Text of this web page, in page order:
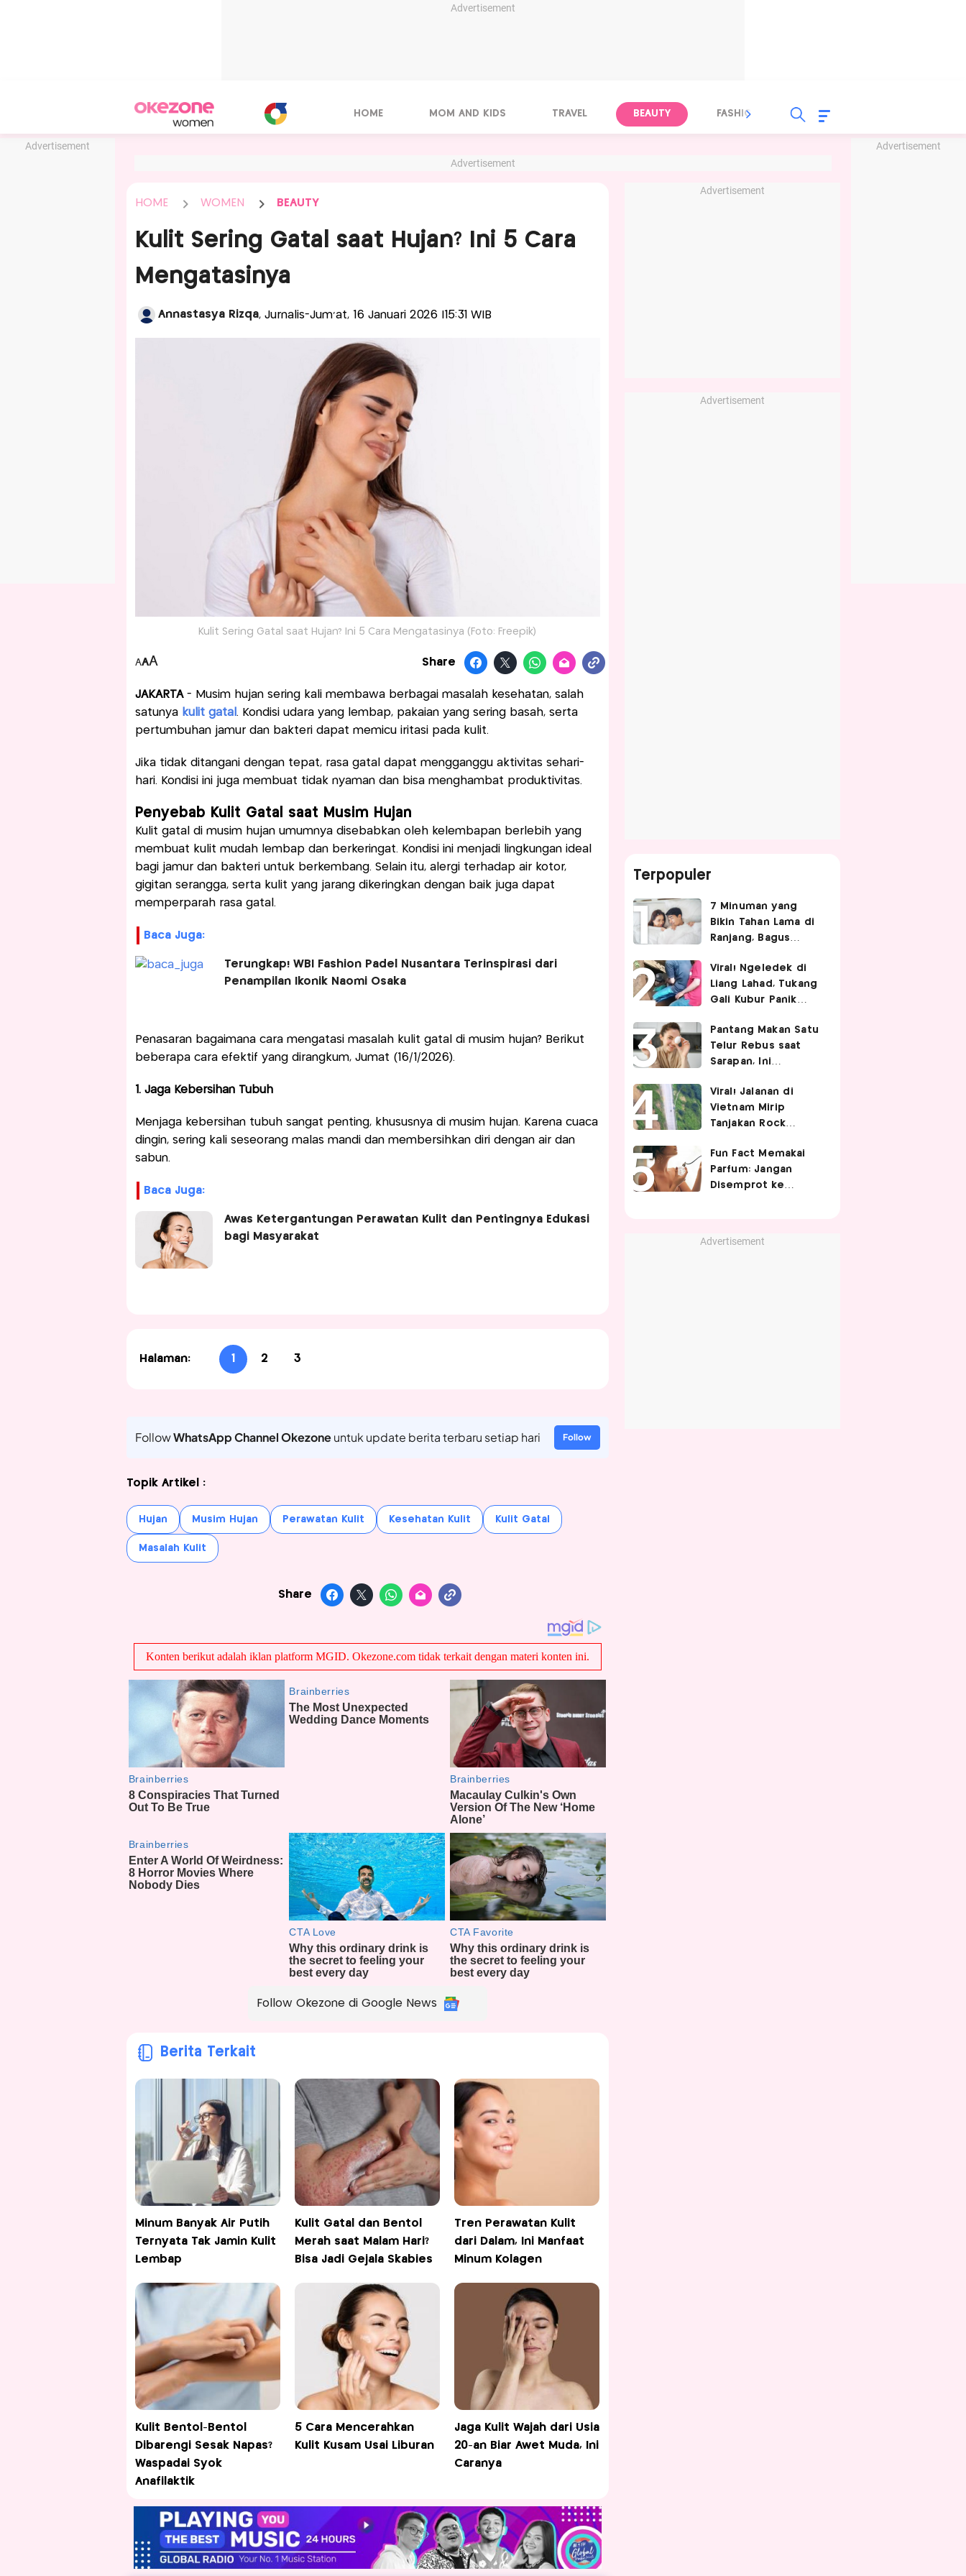
Advertisement
Advertisement Advertisement
HOME MOM AND KIDS TRAVEL BEAUTY FASHION FOOD
Advertisement
HOME WOMEN BEAUTY
Kulit Sering Gatal saat Hujan? Ini 5 Cara
Mengatasinya
Annastasya Rizqa, Jurnalis-Jum'at, 16 Januari 2026 |15:31 WIB
Kulit Sering Gatal saat Hujan? Ini 5 Cara Mengatasinya (Foto: Freepik)
AAA Share
JAKARTA - Musim hujan sering kali membawa berbagai masalah kesehatan, salah
satunya kulit gatal . Kondisi udara yang lembap, pakaian yang sering basah, serta
pertumbuhan jamur dan bakteri dapat memicu iritasi pada kulit.
Jika tidak ditangani dengan tepat, rasa gatal dapat mengganggu aktivitas sehari-
hari. Kondisi ini juga membuat tidak nyaman dan bisa menghambat produktivitas.
Penyebab Kulit Gatal saat Musim Hujan
Kulit gatal di musim hujan umumnya disebabkan oleh kelembapan berlebih yang
membuat kulit mudah lembap dan berkeringat. Kondisi ini menjadi lingkungan ideal
bagi jamur dan bakteri untuk berkembang. Selain itu, alergi terhadap air kotor,
gigitan serangga, serta kulit yang jarang dikeringkan dengan baik juga dapat
memperparah rasa gatal.
Baca Juga:
Terungkap! WBI Fashion Padel Nusantara Terinspirasi dari
Penampilan Ikonik Naomi Osaka
Penasaran bagaimana cara mengatasi masalah kulit gatal di musim hujan? Berikut
beberapa cara efektif yang dirangkum, Jumat (16/1/2026).
1. Jaga Kebersihan Tubuh
Menjaga kebersihan tubuh sangat penting, khususnya di musim hujan. Karena cuaca
dingin, sering kali seseorang malas mandi dan membersihkan diri dengan air dan
sabun.
Baca Juga:
Awas Ketergantungan Perawatan Kulit dan Pentingnya Edukasi
bagi Masyarakat
Halaman: 1 2 3
FollowWhatsApp Channel Okezoneuntuk update berita terbaru setiap hari Follow
Topik Artikel :
Hujan Musim Hujan Perawatan Kulit Kesehatan Kulit Kulit Gatal
Masalah Kulit
Share
Follow Okezone di Google News
Berita Terkait
Minum Banyak Air Putih
Ternyata Tak Jamin Kulit
Lembap
Kulit Gatal dan Bentol
Merah saat Malam Hari?
Bisa Jadi Gejala Skabies
Tren Perawatan Kulit
dari Dalam, Ini Manfaat
Minum Kolagen
Kulit Bentol-Bentol
Dibarengi Sesak Napas?
Waspadai Syok
Anafilaktik
5 Cara Mencerahkan
Kulit Kusam Usai Liburan
Jaga Kulit Wajah dari Usia
20-an Biar Awet Muda, Ini
Caranya
Advertisement
Advertisement
Terpopuler
7 Minuman yang
Bikin Tahan Lama di
Ranjang, Bagus
Hubungan Intim
Viral! Ngeledek di
Liang Lahad, Tukang
Gali Kubur Panik
Pantang Makan Satu
Telur Rebus saat
Sarapan, Ini
Ahli Gizi!
Viral! Jalanan di
Vietnam Mirip
Tanjakan Rock
Berbelok Nyaris 90
Derajat!
Fun Fact Memakai
Parfum: Jangan
Disemprot ke
Advertisement